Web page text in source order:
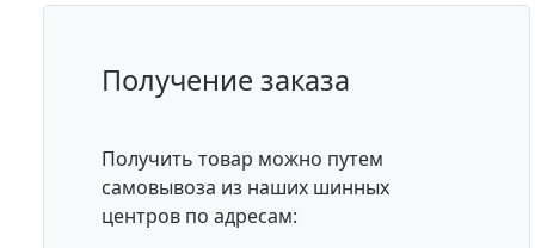
Получение заказа
Получить товар можно путем
самовывоза из наших шинных
центров по адресам: